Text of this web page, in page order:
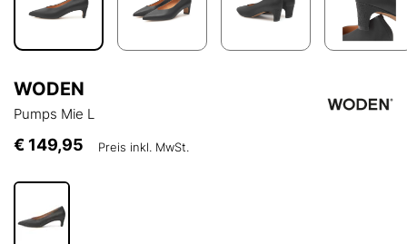
WODEN
Pumps Mie L
€ 149,95 Preis inkl. MwSt.